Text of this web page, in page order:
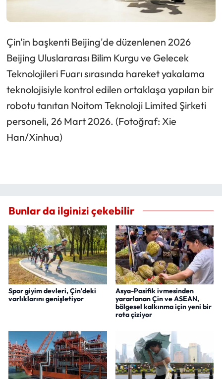
Çin'in başkenti Beijing'de düzenlenen 2026
Beijing Uluslararası Bilim Kurgu ve Gelecek
Teknolojileri Fuarı sırasında hareket yakalama
teknolojisiyle kontrol edilen ortaklaşa yapılan bir
robotu tanıtan Noitom Teknoloji Limited Şirketi
personeli, 26 Mart 2026. (Fotoğraf: Xie
Han/Xinhua)
Bunlar da ilginizi çekebilir
Spor giyim devleri, Çin'deki
varlıklarını genişletiyor
Asya-Pasifik ivmesinden
yararlanan Çin ve ASEAN,
bölgesel kalkınma için yeni bir
rota çiziyor